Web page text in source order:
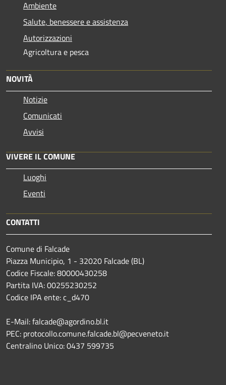
Ambiente
Salute, benessere e assistenza
Autorizzazioni
Agricoltura e pesca
NOVITÀ
Notizie
Comunicati
Avvisi
VIVERE IL COMUNE
Luoghi
Eventi
CONTATTI
Comune di Falcade
Piazza Municipio, 1 - 32020 Falcade (BL)
Codice Fiscale: 80000430258
Partita IVA: 00255230252
Codice IPA ente: c_d470
E-Mail: falcade@agordino.bl.it
PEC: protocollo.comune.falcade.bl@pecveneto.it
Centralino Unico: 0437 599735